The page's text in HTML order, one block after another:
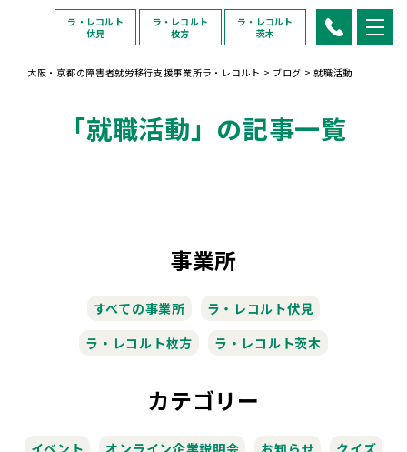
ラ・レコルト
伏見
ラ・レコルト
枚方
ラ・レコルト
茨木
大阪・京都の障害者就労移行支援事業所ラ・レコルト > ブログ >就職活動
「就職活動」の記事一覧
事業所
すべての事業所
ラ・レコルト伏見
ラ・レコルト枚方
ラ・レコルト茨木
カテゴリー
イベント オンライン企業説明会 お知らせ
クイズ